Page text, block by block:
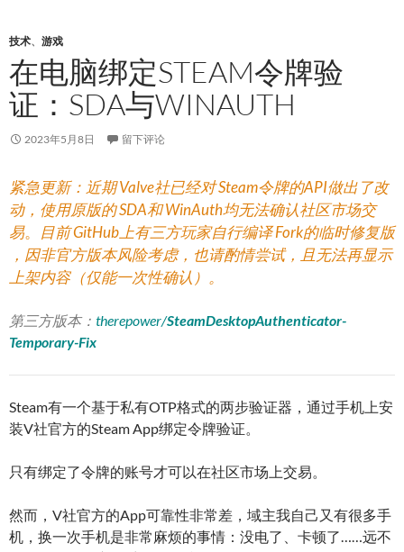
技术、 游戏
在电脑绑定STEAM令牌验
证：SDA与WINAUTH
2023年5月8日 留下评论
紧急更新：近期 Valve社已经对 Steam令牌的API做出了改
动，使用原版的 SDA和 WinAuth均无法确认社区市场交
易。 目前 GitHub上有三方玩家自行编译 Fork的临时修复版
，因非官方版本风险考虑，也请酌情尝试，且无法再显示
上架内容（仅能一次性确认）。
第三方版本： therepower/SteamDesktopAuthenticator-
Temporary-Fix
Steam有一个基于私有OTP格式的两步验证器，通过手机上安
装V社官方的Steam App绑定令牌验证。
只有绑定了令牌的账号才可以在社区市场上交易。
然而，V社官方的App可靠性非常差，域主我自己又有很多手
机，换一次手机是非常麻烦的事情：没电了、卡顿了……远不